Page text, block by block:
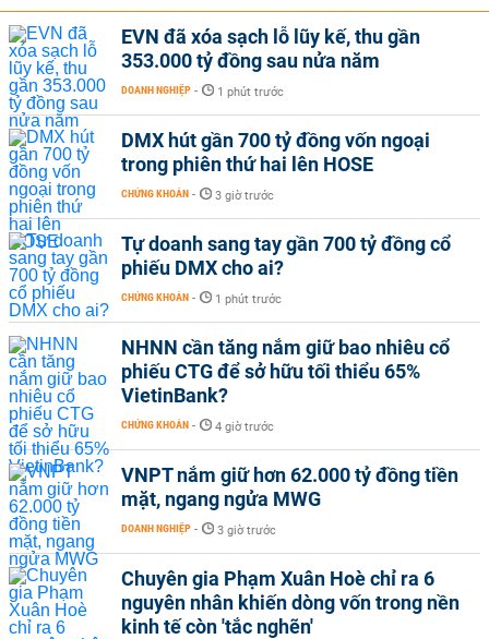
EVN đã xóa sạch lỗ lũy kế, thu gần
353.000 tỷ đồng sau nửa năm
DOANH NGHIỆP - 1 phút trước
DMX hút gần 700 tỷ đồng vốn ngoại
trong phiên thứ hai lên HOSE
CHỨNG KHOÁN - 3 giờ trước
Tự doanh sang tay gần 700 tỷ đồng cổ
phiếu DMX cho ai?
CHỨNG KHOÁN - 1 phút trước
NHNN cần tăng nắm giữ bao nhiêu cổ
phiếu CTG để sở hữu tối thiểu 65%
VietinBank?
CHỨNG KHOÁN - 4 giờ trước
VNPT nắm giữ hơn 62.000 tỷ đồng tiền
mặt, ngang ngửa MWG
DOANH NGHIỆP - 3 giờ trước
Chuyên gia Phạm Xuân Hoè chỉ ra 6
nguyên nhân khiến dòng vốn trong nền
kinh tế còn 'tắc nghẽn'